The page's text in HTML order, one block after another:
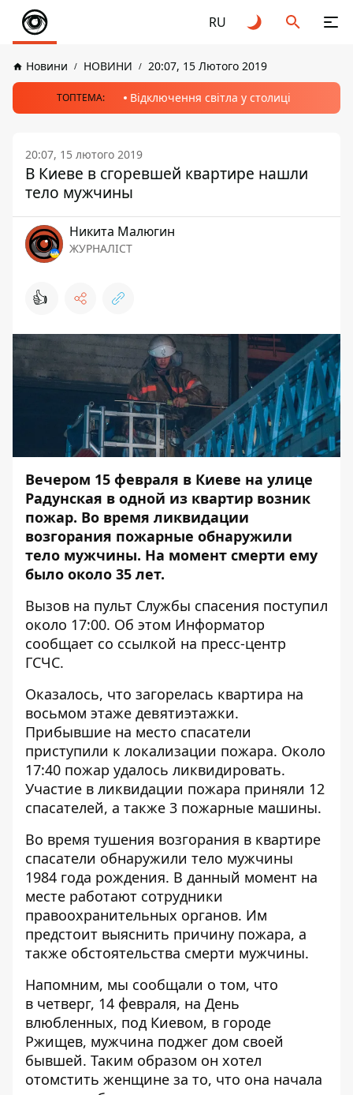
RU
Новини НОВИНИ 20:07, 15 Лютого 2019
ТОПТЕМА: Відключення світла у столиці
20:07, 15 лютого 2019
В Киеве в сгоревшей квартире нашли
тело мужчины
Никита Малюгин
ЖУРНАЛІСТ
👍
Вечером 15 февраля в Киеве на улице
Радунская в одной из квартир возник
пожар. Во время ликвидации
возгорания пожарные обнаружили
тело мужчины. На момент смерти ему
было около 35 лет.
Вызов на пульт Службы спасения поступил
около 17:00. Об этом Информатор
сообщает со ссылкой на пресс-центр
ГСЧС.
Оказалось, что загорелась квартира на
восьмом этаже девятиэтажки.
Прибывшие на место спасатели
приступили к локализации пожара. Около
17:40 пожар удалось ликвидировать.
Участие в ликвидации пожара приняли 12
спасателей, а также 3 пожарные машины.
Во время тушения возгорания в квартире
спасатели обнаружили тело мужчины
1984 года рождения. В данный момент на
месте работают сотрудники
правоохранительных органов. Им
предстоит выяснить причину пожара, а
также обстоятельства смерти мужчины.
Напомним, мы сообщали о том, что
в четверг, 14 февраля, на День
влюбленных, под Киевом, в городе
Ржищев, мужчина поджег дом своей
бывшей. Таким образом он хотел
отомстить женщине за то, что она начала